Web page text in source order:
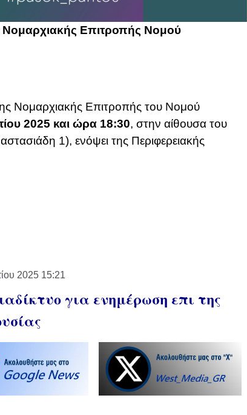
Νομαρχιακής Επιτροπής Νομού
Νομαρχιακής Επιτροπής του Νομού
2025 και ώρα 18:30, στην αίθουσα του
1), ενόψει της Περιφερειακής
2025 15:21
για ενημέρωση επι της